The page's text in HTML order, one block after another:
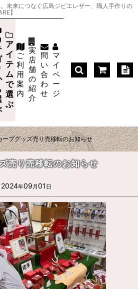
未来につなぐ広島ジビエレザー、職人手作りの
】
ア
イ
テ
ム
で
選
ぶ
ご
利
用
案
内
実
店
舗
の
紹
介
問
い
合
わ
せ
マ
イ
ペ
ー
ジ
ープグッズ売り売移転のお知らせ
売り売移転のお知らせ
2024年09 月01 日